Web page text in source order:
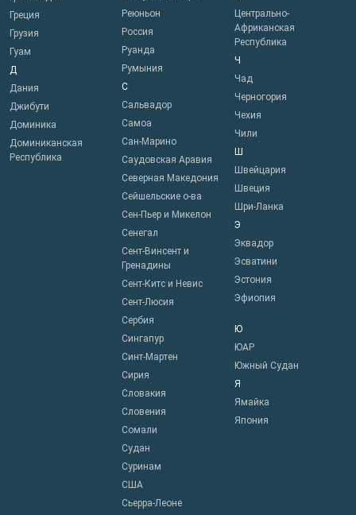
Греция
Грузия
Гуам
Д
Дания
Джибути
Доминика
Доминиканская
Республика
Реюньон
Россия
Руанда
Румыния
С
Сальвадор
Самоа
Сан-Марино
Саудовская Аравия
Северная Македония
Сейшельские о-ва
Сен-Пьер и Микелон
Сенегал
Сент-Винсент и
Гренадины
Сент-Китс и Невис
Сент-Люсия
Сербия
Сингапур
Синт-Мартен
Сирия
Словакия
Словения
Сомали
Судан
Суринам
США
Сьерра-Леоне
Центрально-
Африканская
Республика
Ч
Чад
Черногория
Чехия
Чили
Ш
Швейцария
Швеция
Шри-Ланка
Э
Эквадор
Эсватини
Эстония
Эфиопия
Ю
ЮАР
Южный Судан
Я
Ямайка
Япония